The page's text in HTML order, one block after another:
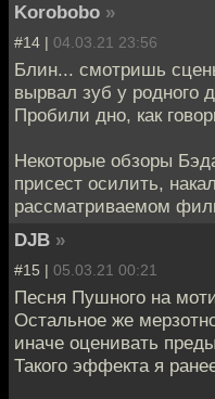
Korobobo »
#14 | 04.03.21 23:56
Блин... смотришь
вырвал зуб у родного
Пробили дно, как
Некоторые обзоры
присест осилить,
рассматриваемом
DJB »
#15 | 05.03.21 00:21
Песня Пушного на
Остальное же
иначе оценивать
Такого эффекта я